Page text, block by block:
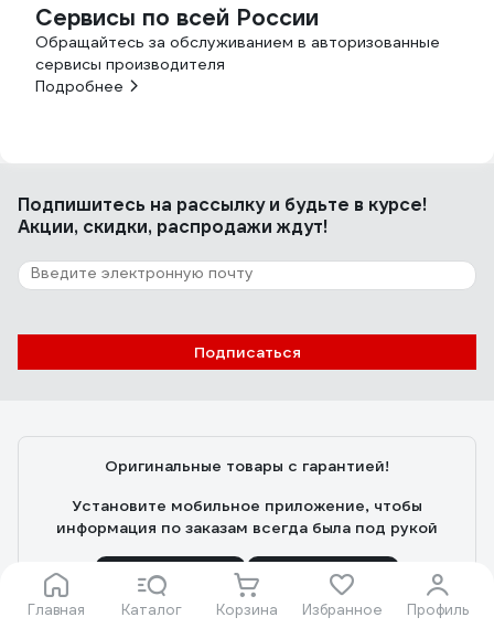
Главная Каталог Корзина Избранное Профиль
Сервисы по всей России
Обращайтесь за обслуживанием в авторизованные
сервисы производителя
Подробнее
Подпишитесь на рассылкуи будьте в курсе!
Акции, скидки, распродажи ждут!
Подписаться
Оригинальные товары с гарантией!
Установите мобильное приложение, чтобы
информация по заказам всегда была под рукой